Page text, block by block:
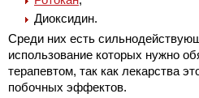
Диоксидин.
Среди них есть
использование которых нужно
терапевтом, так как лекарства
побочных эффектов.